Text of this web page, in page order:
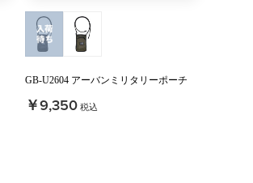
GB-U2604 アーバンミリタリーポーチ
￥9,350税込